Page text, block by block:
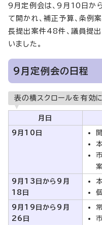
9月定例会は、9月10日か
て開かれ、補正予算、条
長提出案件48件、議員提
いました。
9月定例会の日程
表の横スクロールを有効
月日
9月10日
9月13日から9月
18日
9月19日から9月
26日